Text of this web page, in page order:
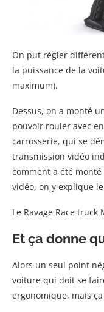
On put régler
la puissance de la
maximum).
Dessus, on a monté
pouvoir rouler avec
carrosserie, qui se
transmission vidéo
comment a été
vidéo, on y explique
Le Ravage Race
Et ça donne
Alors un seul point
voiture qui doit se
ergonomique, mais